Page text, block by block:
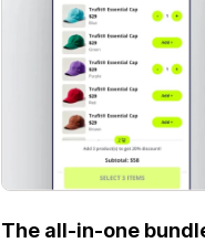
The all-in-one